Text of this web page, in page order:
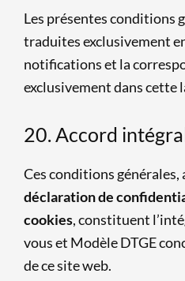
Les présentes conditions
traduites exclusivement
notifications et la
exclusivement dans cette
20. Accord
Ces conditions générales,
déclaration de
cookies, constituent
vous et Modèle DTGE
de ce site web.